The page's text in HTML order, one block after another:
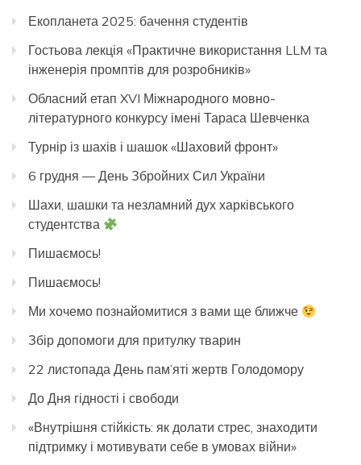
Екопланета 2025: бачення студентів
Гостьова лекція «Практичне використання LLM та
інженерія промптів для розробників»
Обласний етап XVI Міжнародного мовно-
літературного конкурсу імені Тараса Шевченка
Турнір із шахів і шашок «Шаховий фронт»
6 грудня — День Збройних Сил України
Шахи, шашки та незламний дух харківського
студентства
Пишаємось!
Пишаємось!
Ми хочемо познайомитися з вами ще ближче
Збір допомоги для притулку тварин
22 листопада День пам’яті жертв Голодомору
До Дня гідності і свободи
«Внутрішня стійкість: як долати стрес, знаходити
підтримку і мотивувати себе в умовах війни»